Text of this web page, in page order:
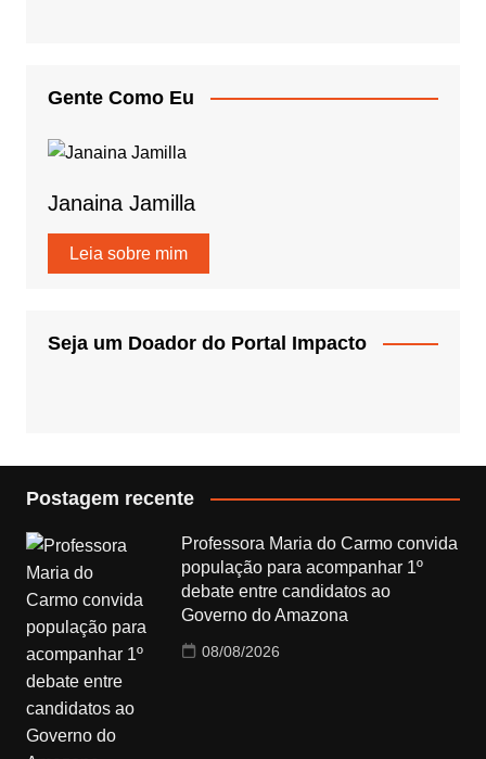
Gente Como Eu
Janaina Jamilla
Leia sobre mim
Seja um Doador do Portal Impacto
Postagem recente
Professora Maria do Carmo convida
população para acompanhar 1º
debate entre candidatos ao
Governo do Amazona
08/08/2026